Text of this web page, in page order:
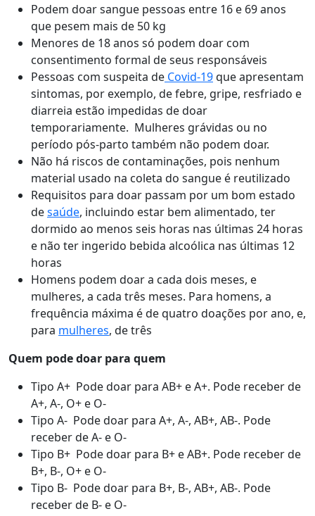
Podem doar sangue pessoas entre 16 e 69 anos
que pesem mais de 50 kg
Menores de 18 anos só podem doar com
consentimento formal de seus responsáveis
Pessoas com suspeita de Covid-19que apresentam
sintomas, por exemplo, de febre, gripe, resfriado e
diarreia estão impedidas de doar
temporariamente. Mulheres grávidas ou no
período pós-parto também não podem doar.
Não há riscos de contaminações, pois nenhum
material usado na coleta do sangue é reutilizado
Requisitos para doar passam por um bom estado
desaúde, incluindo estar bem alimentado, ter
dormido ao menos seis horas nas últimas 24 horas
e não ter ingerido bebida alcoólica nas últimas 12
horas
Homens podem doar a cada dois meses, e
mulheres, a cada três meses. Para homens, a
frequência máxima é de quatro doações por ano, e,
para mulheres, de três
Quem pode doar para quem
Tipo A+ Pode doar para AB+ e A+. Pode receber de
A+, A-, O+ e O-
Tipo A- Pode doar para A+, A-, AB+, AB-. Pode
receber de A- e O-
Tipo B+ Pode doar para B+ e AB+. Pode receber de
B+, B-, O+ e O-
Tipo B- Pode doar para B+, B-, AB+, AB-. Pode
receber de B- e O-